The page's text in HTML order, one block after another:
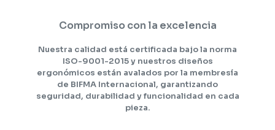
Compromiso con la excelencia
Nuestra calidad está certificada bajo la norma
ISO-9001-2015 y nuestros diseños
ergonómicos están avalados por la membresía
de BIFMA Internacional, garantizando
seguridad, durabilidad y funcionalidad en cada
pieza.